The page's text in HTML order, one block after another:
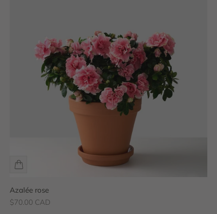
Azalée rose
Prix de vente
$70.00 CAD